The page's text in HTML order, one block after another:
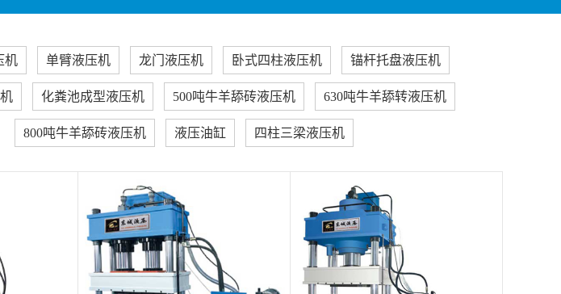
机 单臂液压机 龙门液压机 卧式四柱液压机 锚杆托盘液压机
化粪池成型液压机 500吨牛羊舔砖液压机 630吨牛羊舔转液压机
800吨牛羊舔砖液压机 液压油缸 四柱三梁液压机